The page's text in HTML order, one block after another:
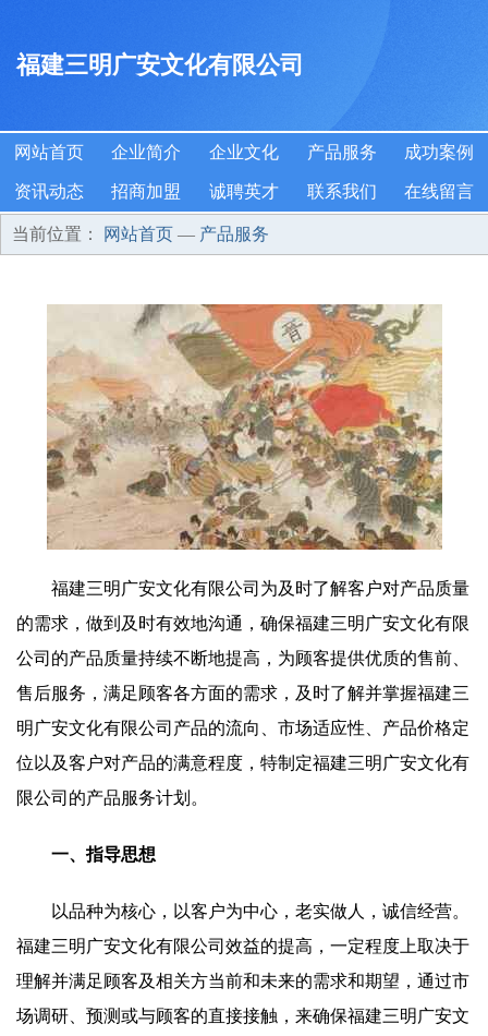
福建三明广安文化有限公司
网站首页 企业简介 企业文化 产品服务 成功案例
资讯动态 招商加盟 诚聘英才 联系我们 在线留言
当前位置： 网站首页 — 产品服务
福建三明广安文化有限公司为及时了解客户对产品质量
的需求，做到及时有效地沟通，确保福建三明广安文化有限
公司的产品质量持续不断地提高，为顾客提供优质的售前、
售后服务，满足顾客各方面的需求，及时了解并掌握福建三
明广安文化有限公司产品的流向、市场适应性、产品价格定
位以及客户对产品的满意程度，特制定福建三明广安文化有
限公司的产品服务计划。
一、指导思想
以品种为核心，以客户为中心，老实做人，诚信经营。
福建三明广安文化有限公司效益的提高，一定程度上取决于
理解并满足顾客及相关方当前和未来的需求和期望，通过市
场调研、预测或与顾客的直接接触，来确保福建三明广安文